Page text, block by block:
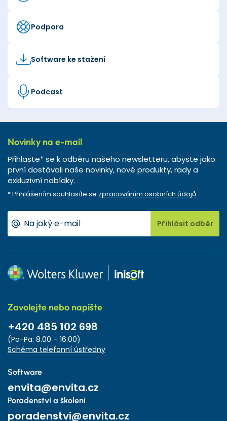
Podpora
Software ke stažení
Podcast
Novinky na e-mail
Přihlaste* se k odběru našeho newsletteru, abyste jako
první dostávali naše novinky, nové produkty, rady a
exkluzivní nabídky.
* Přihlášením souhlasíte se zpracováním osobních údajů.
Přihlásit odběr
Zavolejte nebo napište
+420 485 102 698
(Po-Pa: 8.00 – 16.00)
Schéma telefonní ústředny
Software
envita@envita.cz
Poradenství a školení
poradenstvi@envita.cz